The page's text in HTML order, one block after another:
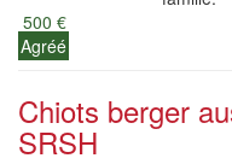
500 €
Agréé
Chiots berger
SRSH